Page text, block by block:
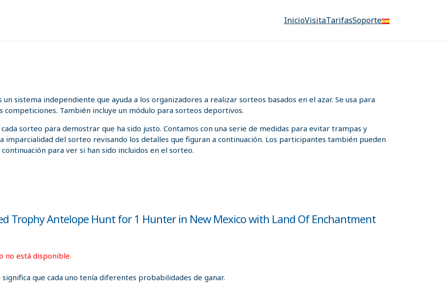
InicioVisitaTarifasSoporte
un sistema independiente que ayuda a los organizadores a realizar sorteos basados en el azar. Se usa para
competiciones. También incluye un módulo para sorteos deportivos.
sorteo para demostrar que ha sido justo. Contamos con una serie de medidas para evitar trampas y
imparcialidad del sorteo revisando los detalles que figuran a continuación. Los participantes también pueden
para ver si han sido incluidos en el sorteo.
Trophy Antelope Hunt for 1 Hunter in New Mexico with Land Of Enchantment
no está disponible.
que cada uno tenía diferentes probabilidades de ganar.